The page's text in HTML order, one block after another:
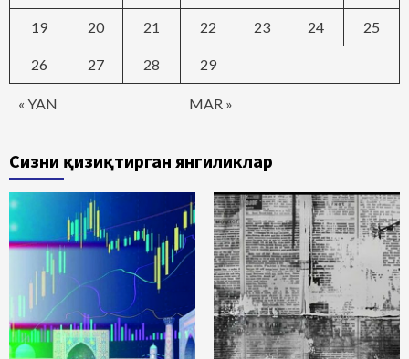
« YAN MAR »
19 20 21 22 23 24 25
26 27 28 29
Сизни қизиқтирган янгиликлар